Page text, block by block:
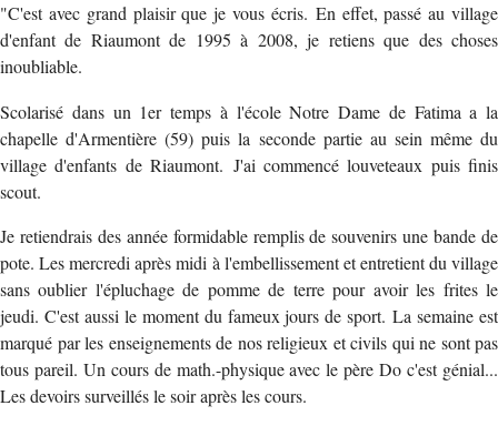
"C'est avec grand plaisir que je vous écris. En effet, passé au village
d'enfant de Riaumont de 1995 à 2008, je retiens que des choses
inoubliable.
Scolarisé dans un 1er temps à l'école Notre Dame de Fatima a la
chapelle d'Armentière (59) puis la seconde partie au sein même du
village d'enfants de Riaumont. J'ai commencé louveteaux puis finis
scout.
Je retiendrais des année formidable remplis de souvenirs une bande de
pote. Les mercredi après midi à l'embellissement et entretient du village
sans oublier l'épluchage de pomme de terre pour avoir les frites le
jeudi. C'est aussi le moment du fameux jours de sport. La semaine est
marqué par les enseignements de nos religieux et civils qui ne sont pas
tous pareil. Un cours de math.-physique avec le père Do c'est génial...
Les devoirs surveillés le soir après les cours.